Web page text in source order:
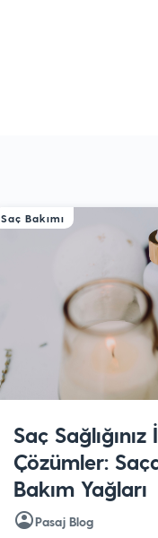
Saç Bakımı
Saç
Çözümler:
Bakım Yağları
Pasaj Blog